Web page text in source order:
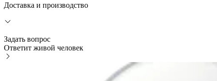
Доставка и производство
Задать вопрос
Ответит живой человек